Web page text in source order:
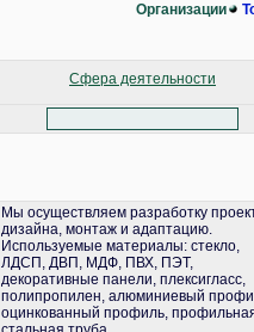
Организации
Сфера деятельности
Мы осуществляем разработку
дизайна, монтаж и адаптацию.
Используемые материалы: стекло,
ЛДСП, ДВП, МДФ, ПВХ, ПЭТ,
декоративные панели, плексигласс,
полипропилен, алюминиевый
оцинкованный профиль,